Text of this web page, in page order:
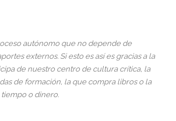
autónomo que no depende de
externos. Si esto es así es gracias a la
de nuestro centro de cultura crítica, la
de formación, la que compra libros o la
o dinero.